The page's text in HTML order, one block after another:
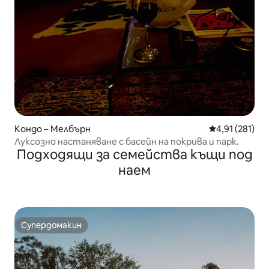
Кондо – Мелбърн Средна
4,91 (281)
Луксозно настаняване с басейн на покрива и парк.
Подходящи за семейства къщи под
наем
Супердомакин
Супердомакин